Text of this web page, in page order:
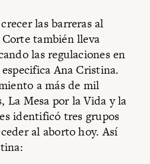
las barreras al
también lleva
las regulaciones en
Ana Cristina.
a más de mil
La Mesa por la Vida y la
identificó tres grupos
al aborto hoy. Así